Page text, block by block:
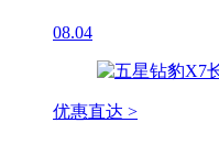
08.04
优惠直达 >